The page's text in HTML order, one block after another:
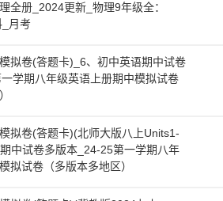
全册_2024更新_物理9年级全：
_月考
拟卷(答题卡)_6、初中英语期中试卷
学期八年级英语上册期中模拟试卷
拟卷(答题卡)(北师大版八上Units1-
中试卷多版本_24-25第一学期八年
拟试卷（多版本多地区）